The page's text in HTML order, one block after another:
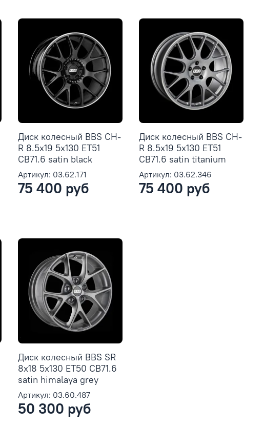
Диск колесный BBS CH-
R 8.5x19 5x130 ET51
CB71.6 satin black
Артикул: 03.62.171
75 400 руб
Диск колесный BBS CH-
R 8.5x19 5x130 ET51
CB71.6 satin titanium
Артикул: 03.62.346
75 400 руб
Диск колесный BBS SR
8x18 5x130 ET50 CB71.6
satin himalaya grey
Артикул: 03.60.487
50 300 руб